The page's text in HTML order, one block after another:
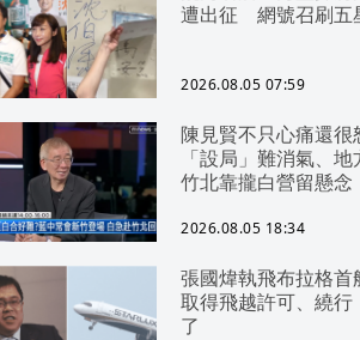
遭出征 網號召刷五
2026.08.05 07:59
陳見賢不只心痛還很
「設局」難消氣、
竹北靠攏白營留懸念
2026.08.05 18:34
張國煒執飛布拉格首
取得飛越許可、繞
了